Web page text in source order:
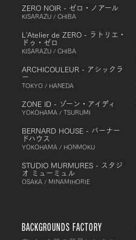
ZERO NOIR - ゼロ・ノアール
KISARAZU / CHIBA
L'Atelier de ZERO - ラトリエ・
ドゥ・ゼロ
KISARAZU / CHIBA
ARCHICOULEUR - アシックラ
ー
TOKYO / HANEDA
ZONE ID - ゾーン・アイディ
YOKOHAMA / TSURUMI
BERNARD HOUSE - バーナー
ドハウス
YOKOHAMA / HONMOKU
STUDIO MURMURES - スタジ
オ ミューミュル
OSAKA / MINAMIHORIE
BACKGROUNDS FACTORY